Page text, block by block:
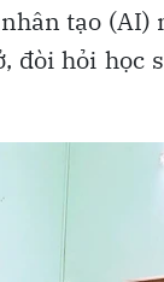
tạo (AI)
đòi hỏi học